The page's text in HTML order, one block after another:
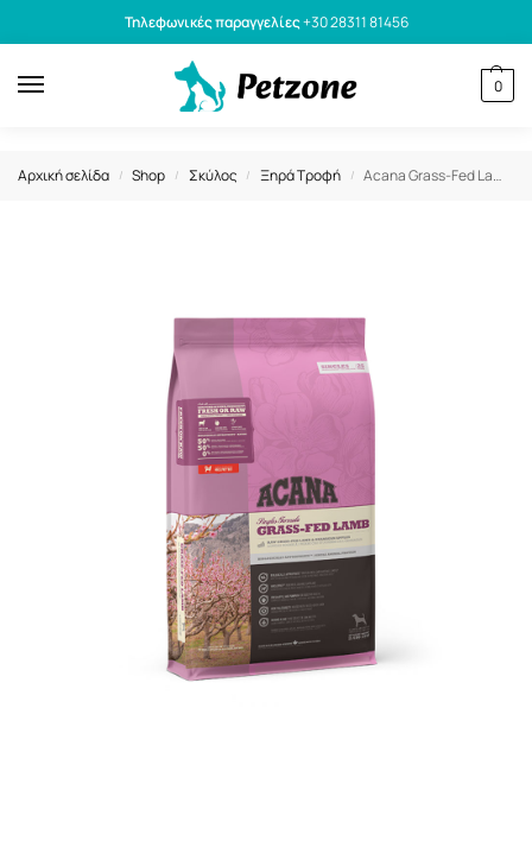
Τηλεφωνικές παραγγελίες+30 28311 81456
0
Αρχική σελίδα / Shop / Σκύλος / Ξηρά Τροφή / Acana Grass-Fed Lamb Ξηρά Τροφή Χωρίς Σιτηρά με Αρνί 11,4kg